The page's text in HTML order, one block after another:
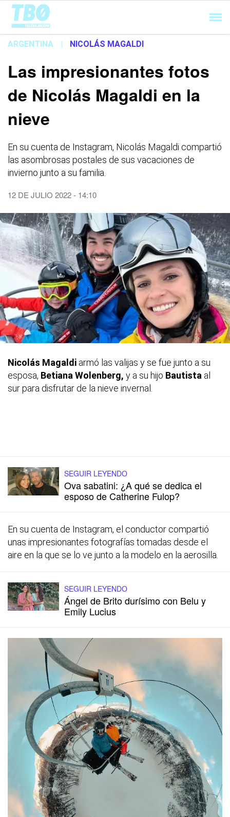
Cargando...
ARGENTINA | NICOLÁS MAGALDI
Las impresionantes fotos
de Nicolás Magaldi en la
nieve
En su cuenta de Instagram, Nicolás Magaldi compartió
las asombrosas postales de sus vacaciones de
invierno junto a su familia.
12 DE JULIO 2022 - 14:10
Nicolás Magaldi armó las valijas y se fue junto a su
esposa, Betiana Wolenberg, y a su hijo Bautista al
sur para disfrutar de la nieve invernal.
SEGUIR LEYENDO
Ova sabatini: ¿A qué se dedica el
esposo de Catherine Fulop?
En su cuenta de Instagram, el conductor compartió
unas impresionantes fotografías tomadas desde el
aire en la que se lo ve junto a la modelo en la aerosilla.
SEGUIR LEYENDO
Ángel de Brito durísimo con Belu y
Emily Lucius